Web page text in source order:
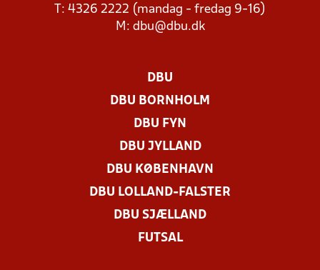
T: 4326 2222 (mandag - fredag 9-16)
M: dbu@dbu.dk
DBU
DBU BORNHOLM
DBU FYN
DBU JYLLAND
DBU KØBENHAVN
DBU LOLLAND-FALSTER
DBU SJÆLLAND
FUTSAL